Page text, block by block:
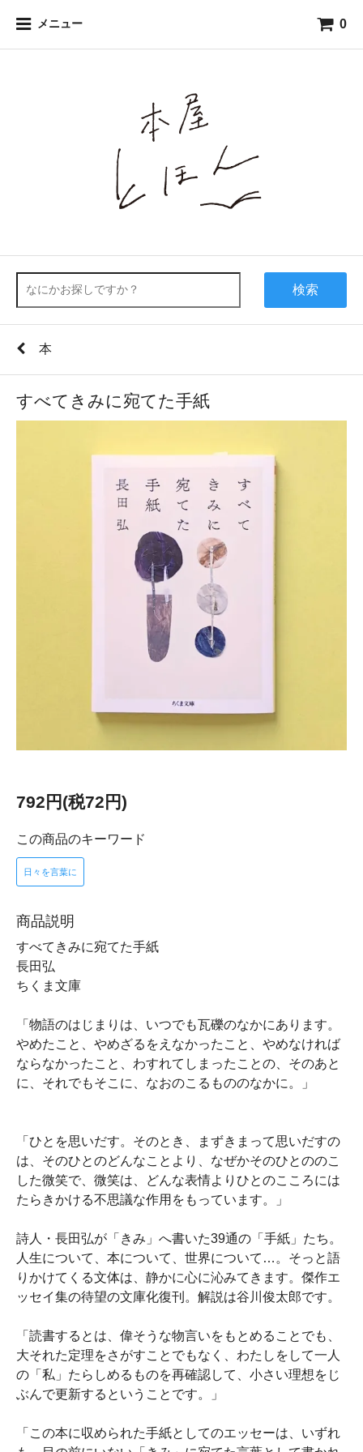
メニュー 0
検索
本
すべてきみに宛てた手紙
792円(税72円)
この商品のキーワード
日々を言葉に
商品説明
すべてきみに宛てた手紙
長田弘
ちくま文庫
「物語のはじまりは、いつでも瓦礫のなかにあります。
やめたこと、やめざるをえなかったこと、やめなければ
ならなかったこと、わすれてしまったことの、そのあと
に、それでもそこに、なおのこるもののなかに。」
「ひとを思いだす。そのとき、まずきまって思いだすの
は、そのひとのどんなことより、なぜかそのひとののこ
した微笑で、微笑は、どんな表情よりひとのこころには
たらきかける不思議な作用をもっています。」
詩人・長田弘が「きみ」へ書いた39通の「手紙」たち。
人生について、本について、世界について…。そっと語
りかけてくる文体は、静かに心に沁みてきます。傑作エ
ッセイ集の待望の文庫化復刊。解説は谷川俊太郎です。
「読書するとは、偉そうな物言いをもとめることでも、
大それた定理をさがすことでもなく、わたしをして一人
の「私」たらしめるものを再確認して、小さい理想をじ
ぶんで更新するということです。」
「この本に収められた手紙としてのエッセーは、いずれ